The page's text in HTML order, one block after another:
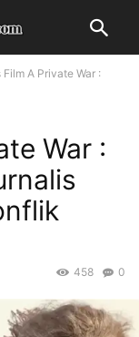
Film A Private War :
War :
0
458